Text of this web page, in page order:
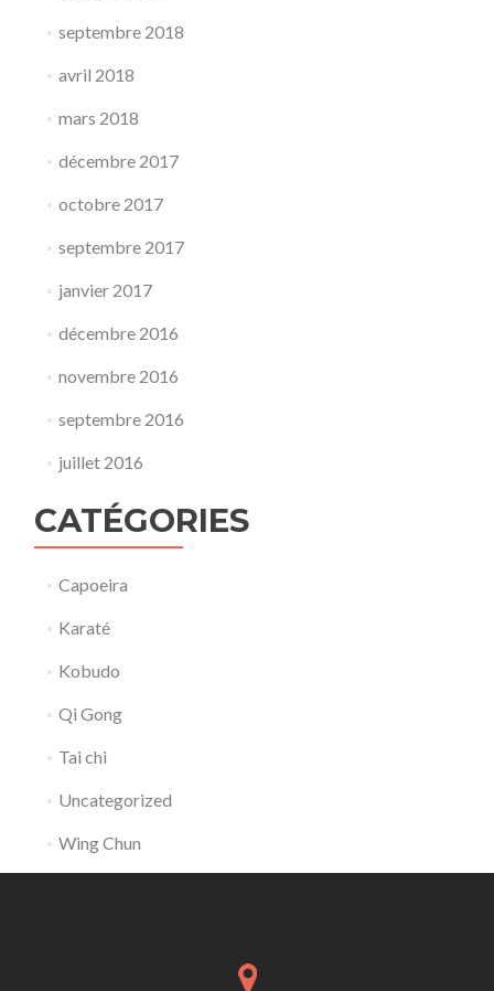
septembre 2018
avril 2018
mars 2018
décembre 2017
octobre 2017
septembre 2017
janvier 2017
décembre 2016
novembre 2016
septembre 2016
juillet 2016
CATÉGORIES
Capoeira
Karaté
Kobudo
Qi Gong
Tai chi
Uncategorized
Wing Chun